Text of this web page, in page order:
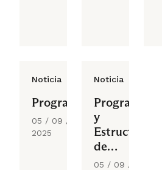
Noticia
Programación
05 / 09 /
2025
Noticia
Programación
y
Estructura
de
Datos
05 / 09 /